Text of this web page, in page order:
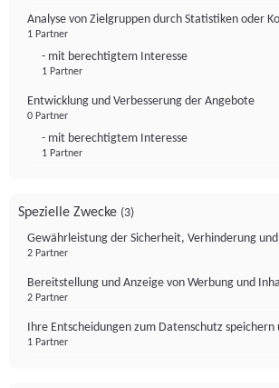
Analyse von Zielgruppen durch Statistiken oder
1 Partner
- mit berechtigtem Interesse
1 Partner
Entwicklung und Verbesserung der Angebote
0 Partner
- mit berechtigtem Interesse
1 Partner
Spezielle Zwecke (3)
Gewährleistung der Sicherheit, Verhinderung
2 Partner
Bereitstellung und Anzeige von Werbung und
2 Partner
Ihre Entscheidungen zum Datenschutz
1 Partner